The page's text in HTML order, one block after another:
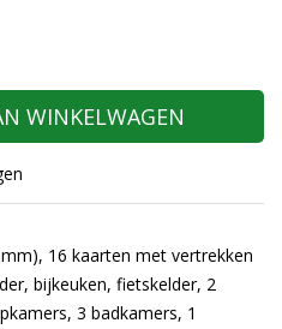
WINKELWAGEN
16 kaarten met vertrekken
bijkeuken, fietskelder, 2
3 badkamers, 1